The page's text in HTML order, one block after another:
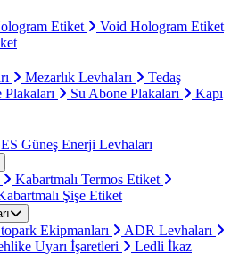
Etiket
Void Hologram Etiket
Mezarlık Levhaları
Tedaş
Su Abone Plakaları
Kapı
Güneş Enerji Levhaları
Kabartmalı Termos Etiket
Şişe Etiket
Ekipmanları
ADR Levhaları
Uyarı İşaretleri
Ledli İkaz